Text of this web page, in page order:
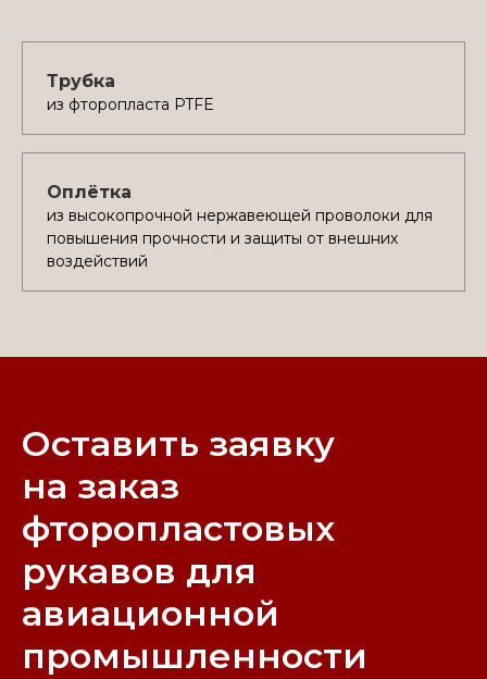
Трубка
из фторопласта PTFE
Оплётка
из высокопрочной нержавеющей проволоки для
повышения прочности и защиты от внешних
воздействий
Оставить заявку
на заказ
фторопластовых
рукавов для
авиационной
промышленности